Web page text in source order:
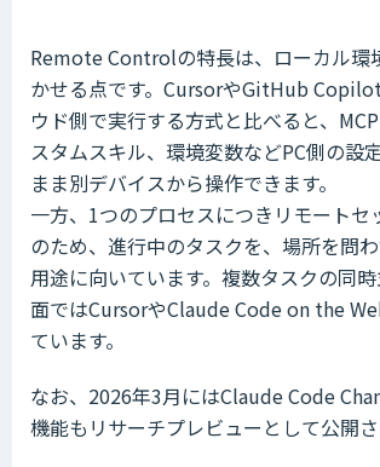
Remote Controlの特長は、ローカル環
かせる点です。CursorやGitHub
ウド側で実行する方式と比べると、
スタムスキル、環境変数などPC側の設
まま別デバイスから操作できます。
一方、1つのプロセスにつきリモートセ
のため、進行中のタスクを、場所を問わ
用途に向いています。複数タスクの同
面ではCursorやClaude Code on the
ています。
なお、2026年3月にはClaude Code
機能もリサーチプレビューとして公開さ